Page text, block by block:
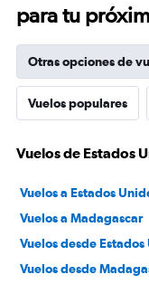
para tu
Otras opciones de
Vuelos populares
Vuelos de Estados
Vuelos a Estados
Vuelos a Madagascar
Vuelos desde Estados
Vuelos desde